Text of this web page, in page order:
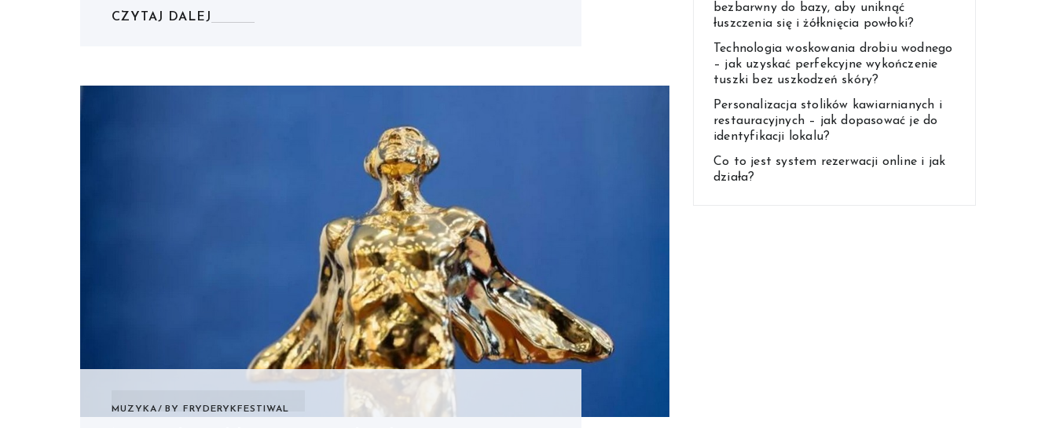
CZYTAJ DALEJ
MUZYKA BY FRYDERYKFESTIWAL
bezbarwny do bazy, aby uniknąć
łuszczenia się i żółknięcia powłoki?
Technologia woskowania drobiu wodnego
– jak uzyskać perfekcyjne wykończenie
tuszki bez uszkodzeń skóry?
Personalizacja stolików kawiarnianych i
restauracyjnych – jak dopasować je do
identyfikacji lokalu?
Co to jest system rezerwacji online i jak
działa?